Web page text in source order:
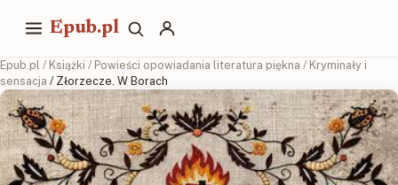
Epub.pl
Epub.pl / Książki / Powieści opowiadania literatura piękna / Kryminały i
sensacja / Złorzecze. W Borach